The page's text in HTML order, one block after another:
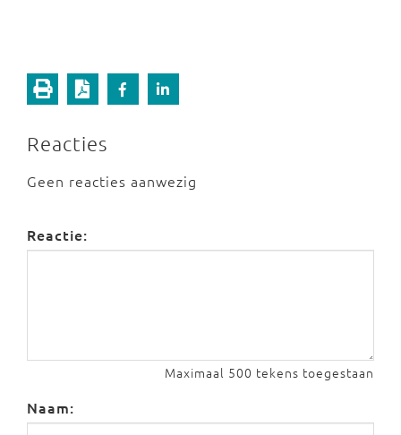
Reacties
Geen reacties aanwezig
Reactie:
Maximaal 500 tekens toegestaan
Naam: